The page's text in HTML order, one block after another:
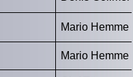
Mario Hemme
Mario Hemme